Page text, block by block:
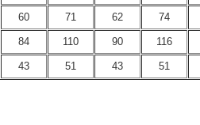
60 71 62 74
84 110 90 116
43 51 43 51